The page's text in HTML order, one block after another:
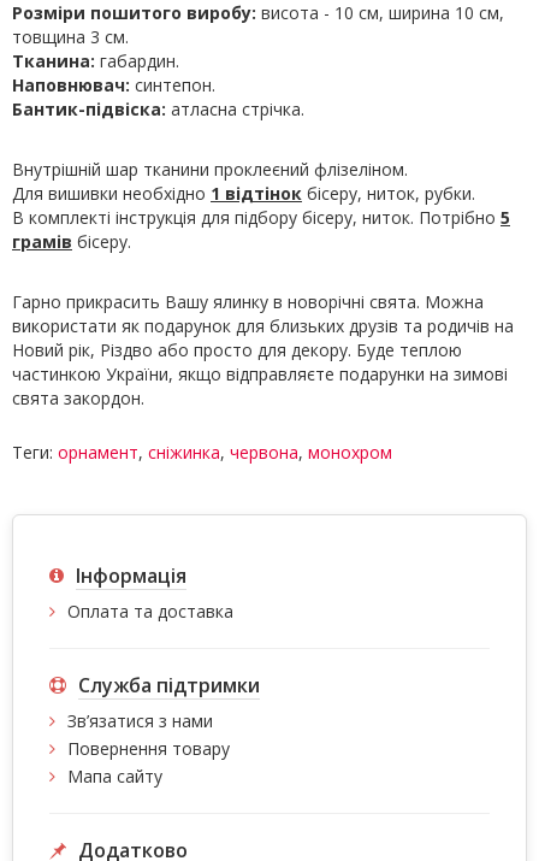
Розміри пошитого виробу: висота - 10 см, ширина 10 см,
товщина 3 см.
Тканина: габардин.
Наповнювач: синтепон.
Бантик-підвіска: атласна стрічка.
Внутрішній шар тканини проклеєний флізеліном.
Для вишивки необхідно 1 відтінок бісеру, ниток, рубки.
В комплекті інструкція для підбору бісеру, ниток. Потрібно 5
грамів бісеру.
Гарно прикрасить Вашу ялинку в новорічні свята. Можна
використати як подарунок для близьких друзів та родичів на
Новий рік, Різдво або просто для декору. Буде теплою
частинкою України, якщо відправляєте подарунки на зимові
свята закордон.
Теги: орнамент, сніжинка, червона, монохром
Інформація
Оплата та доставка
Служба підтримки
Зв’язатися з нами
Повернення товару
Мапа сайту
Додатково